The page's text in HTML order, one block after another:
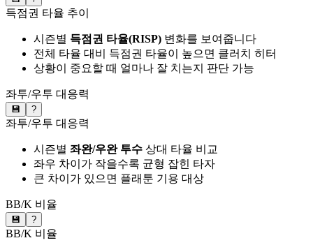
득점권 타율 추이
시즌별 득점권 타율(RISP) 변화를 보여줍니다
전체 타율 대비 득점권 타율이 높으면 클러치 히터
상황이 중요할 때 얼마나 잘 치는지 판단 가능
좌투/우투 대응력
💾 ?
좌투/우투 대응력
시즌별 좌완/우완 투수 상대 타율 비교
좌우 차이가 작을수록 균형 잡힌 타자
큰 차이가 있으면 플래툰 기용 대상
BB/K 비율
💾 ?
BB/K 비율